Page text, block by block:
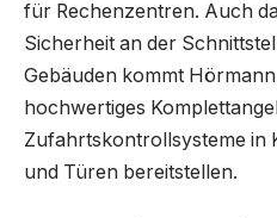
für Rechenzentren. Auch
Sicherheit an der
Gebäuden kommt
hochwertiges
Zufahrtskontrollsysteme in
und Türen bereitstellen.